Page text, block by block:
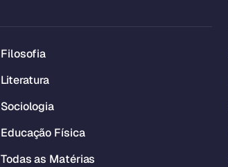
Filosofia
Literatura
Sociologia
Educação Física
Todas as Matérias